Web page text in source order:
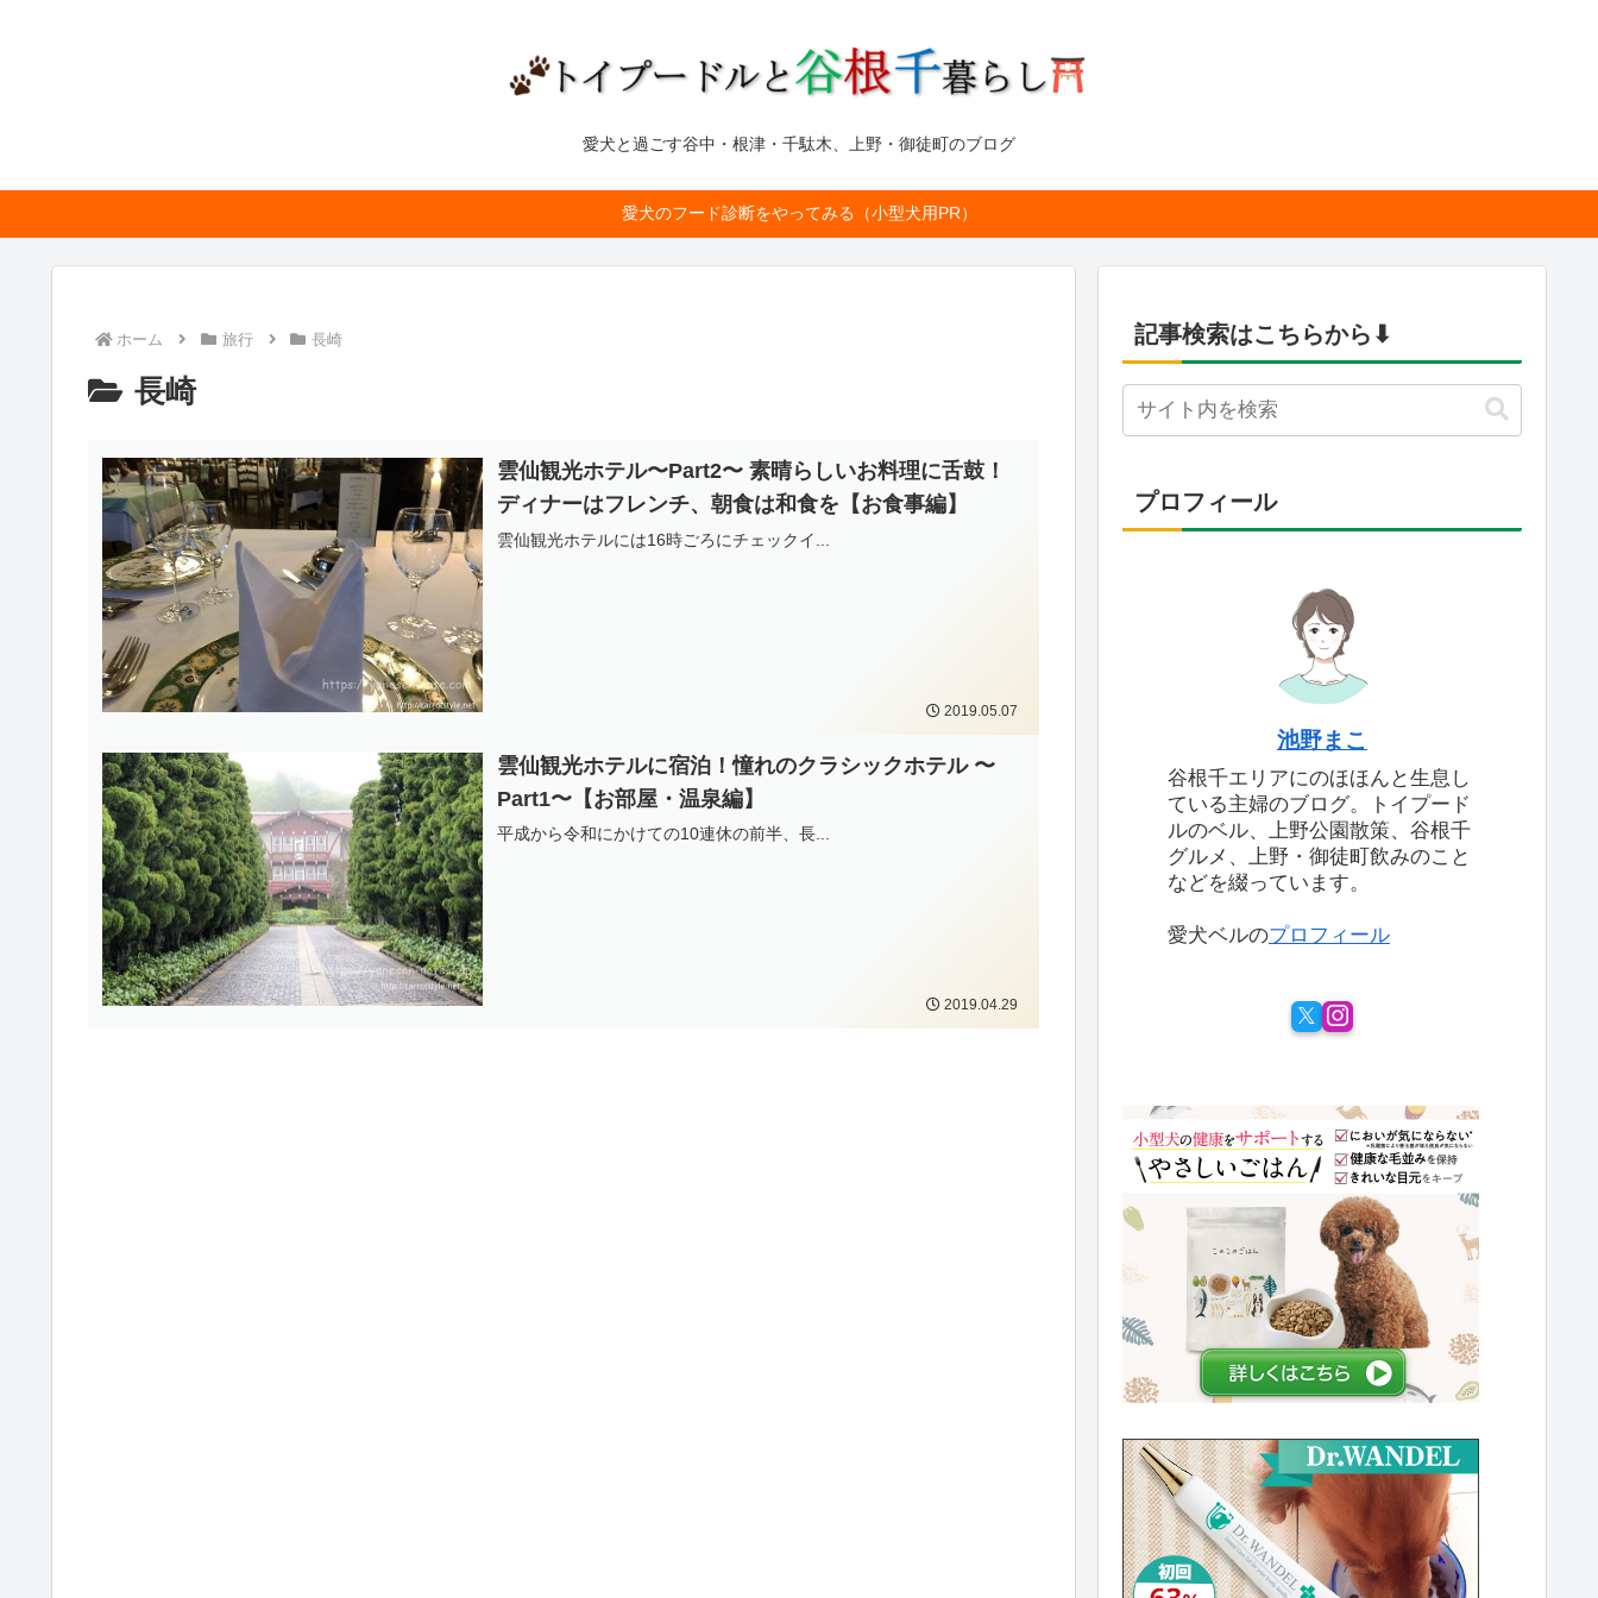
愛犬と過ごす谷中・根津・千駄木、上野・御徒町のブログ
愛犬のフード診断をやってみる（小型犬用PR）
ホーム 旅行 長崎
長崎
雲仙観光ホテル〜Part2〜 素晴らしいお料理に舌鼓！
ディナーはフレンチ、朝食は和食を【お食事編】
雲仙観光ホテルには16時ごろにチェックイ...
2019.05.07
雲仙観光ホテルに宿泊！憧れのクラシックホテル 〜
Part1〜【お部屋・温泉編】
平成から令和にかけての10連休の前半、長...
2019.04.29
記事検索はこちらから⬇︎
プロフィール
池野まこ
谷根千エリアにのほほんと生息し
ている主婦のブログ。トイプード
ルのベル、上野公園散策、谷根千
グルメ、上野・御徒町飲みのこと
などを綴っています。
愛犬ベルのプロフィール